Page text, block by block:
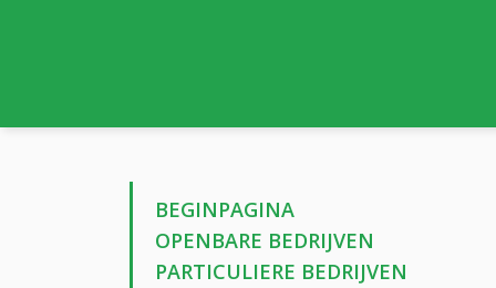
BEGINPAGINA
OPENBARE BEDRIJVEN
PARTICULIERE BEDRIJVEN